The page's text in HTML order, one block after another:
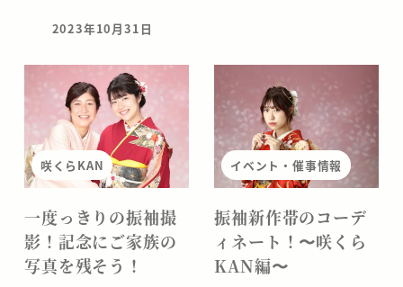
投稿日
2023年10月31日
咲くらKAN
一度っきりの振袖撮
影！記念にご家族の
写真を残そう！
イベント・催事情報
振袖新作帯のコーデ
ィネート！〜咲くら
KAN編〜